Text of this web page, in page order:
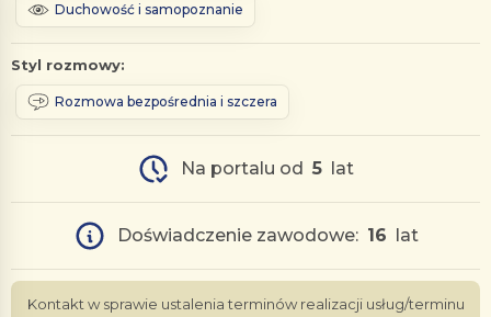
Duchowość i samopoznanie
Styl rozmowy:
Rozmowa bezpośrednia i szczera
Na portalu od 5 lat
Doświadczenie zawodowe: 16 lat
Kontakt w sprawie ustalenia terminów realizacji usług/terminu